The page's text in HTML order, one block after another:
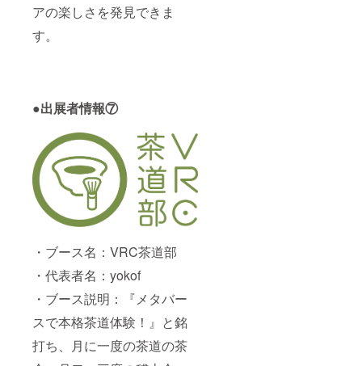
アの楽しさを発見できま
す。
●出展者情報⑦
・ブース名：VRC茶道部
・代表者名：yokof
・ブース説明：『メタバー
スで本格茶道体験！』と銘
打ち、月に一度の茶道の茶